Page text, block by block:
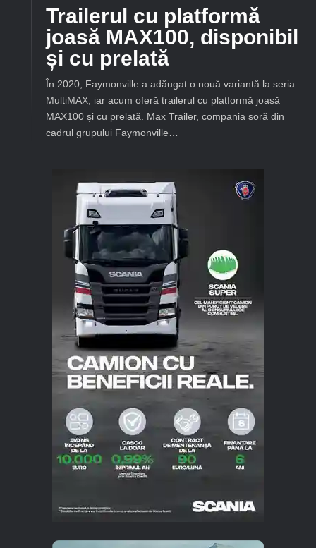
Trailerul cu platformă
joasă MAX100, disponibil
și cu prelată
În 2020, Faymonville a adăugat o nouă variantă la seria
MultiMAX, iar acum oferă trailerul cu platformă joasă
MAX100 și cu prelată. Max Trailer, compania soră din
cadrul grupului Faymonville…